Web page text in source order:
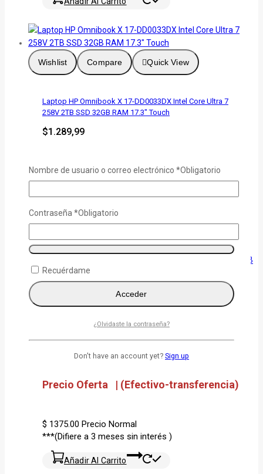
Wishlist Compare Quick View
Laptop HP Omnibook X 17-DD0033DX Intel Core Ultra 7
258V 2TB SSD 32GB RAM 17.3″ Touch
$1.289,99
$ 1419.00Precio Normal
***(Difiere a 3 meses sin interés )
Compare
SSD 32 GB RAM 14″ Touch
1.249,99
Precio Oferta | (Efectivo-transferencia)
$ 1375.00 Precio Normal
***(Difiere a 3 meses sin interés )
Añadir Al Carrito
Nombre de usuario o correo electrónico *Obligatorio
Contraseña*Obligatorio
Recuérdame
Acceder
¿Olvidaste la contraseña?
Don't have an account yet? Sign up